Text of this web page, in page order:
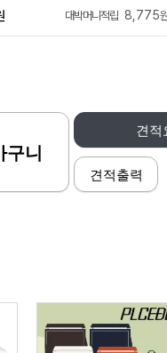
대박머니적립 8,775
견적
견적출력
구니